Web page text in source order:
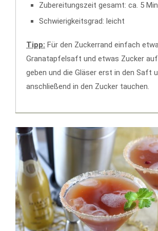
Zubereitungszeit gesamt: ca. 5
Schwierigkeitsgrad: leicht
Tipp: Für den Zuckerrand einfach
Granatapfelsaft und etwas Zucker
geben und die Gläser erst in den Saft
anschließend in den Zucker tauchen.